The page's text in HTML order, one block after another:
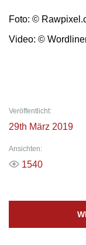
Foto: ©
Video: ©
Veröffentlicht:
29th März 2019
Ansichten:
1540